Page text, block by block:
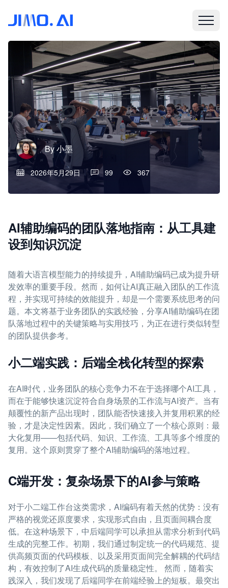
By小墨
2026年5月29日 99 367
AI辅助编码的团队落地指南：从工具建
设到知识沉淀
随着大语言模型能力的持续提升，AI辅助编码已成为提升研
发效率的重要手段。然而，如何让AI真正融入团队的工作流
程，并实现可持续的效能提升，却是一个需要系统思考的问
题。本文将基于业务团队的实践经验，分享AI辅助编码在团
队落地过程中的关键策略与实用技巧，为正在进行类似转型
的团队提供参考。
小二端实践：后端全栈化转型的探索
在AI时代，业务团队的核心竞争力不在于选择哪个AI工具，
而在于能够快速沉淀符合自身场景的工作流与AI资产。当有
颠覆性的新产品出现时，团队能否快速接入并复用积累的经
验，才是决定性因素。因此，我们确立了一个核心原则：最
大化复用——包括代码、知识、工作流、工具等多个维度的
复用。这个原则贯穿了整个AI辅助编码的落地过程。
C端开发：复杂场景下的AI参与策略
对于小二端工作台这类需求，AI编码有着天然的优势：没有
严格的视觉还原度要求，实现形式自由，且页面间耦合度
低。在这种场景下，中后端同学可以承担从需求分析到代码
生成的完整工作。初期，我们通过制定统一的代码规范、提
供高频页面的代码模板、以及采用页面间完全解耦的代码结
构，有效控制了AI生成代码的质量稳定性。 然而，随着实
践深入，我们发现了后端同学在前端经验上的短板。最突出